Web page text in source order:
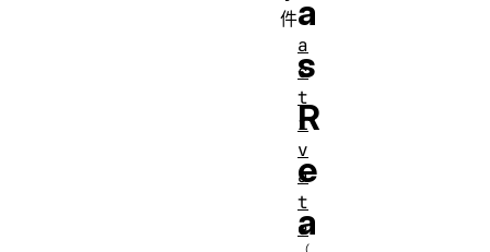
a
s
R
e
a
件
a
c
t
i
v
a
t
e